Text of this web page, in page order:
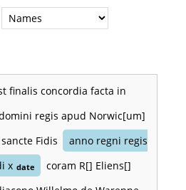
finalis concordia facta in
regis apud Norwic[um]
Fidis
anno regni regis
x date
coram R[] Eliens[]